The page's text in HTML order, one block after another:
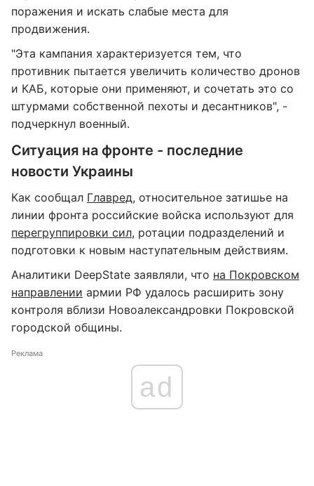
поражения и искать слабые места для
продвижения.
"Эта кампания характеризуется тем, что
противник пытается увеличить количество дронов
и КАБ, которые они применяют, и сочетать это со
штурмами собственной пехоты и десантников", -
подчеркнул военный.
Ситуация на фронте - последние
новости Украины
Как сообщал Главред, относительное затишье на
линии фронта российские войска используют для
перегруппировки сил, ротации подразделений и
подготовки к новым наступательным действиям.
Аналитики DeepState заявляли, что на Покровском
направлении армии РФ удалось расширить зону
контроля вблизи Новоалександровки Покровской
городской общины.
Реклама
ad